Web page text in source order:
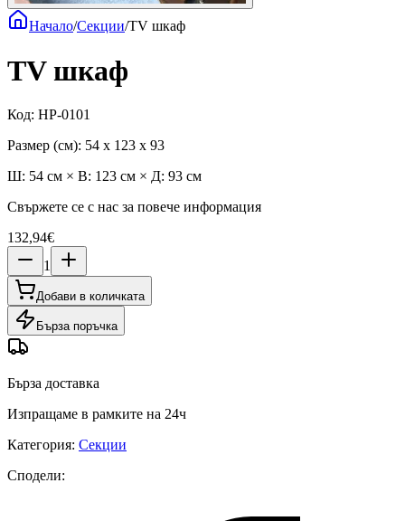
Начало/Секции/TV шкаф
TV шкаф
Код: HP-0101
Размер (см): 54 x 123 x 93
Ш: 54 см × В: 123 см × Д: 93 см
Свържете се с нас за повече информация
132,94€
1
Добави в количката
Бърза поръчка
Бърза доставка
Изпращаме в рамките на 24ч
Категория: Секции
Сподели: